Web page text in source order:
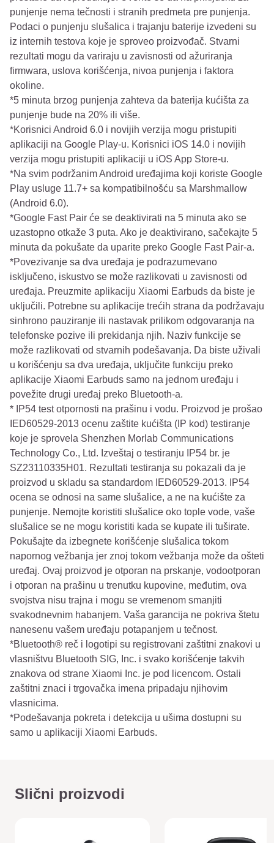
punjenje nema tečnosti i stranih predmeta pre punjenja.
Podaci o punjenju slušalica i trajanju baterije izvedeni su
iz internih testova koje je sproveo proizvođač. Stvarni
rezultati mogu da variraju u zavisnosti od ažuriranja
firmwara, uslova korišćenja, nivoa punjenja i faktora
okoline.
*5 minuta brzog punjenja zahteva da baterija kućišta za
punjenje bude na 20% ili više.
*Korisnici Android 6.0 i novijih verzija mogu pristupiti
aplikaciji na Google Play-u. Korisnici iOS 14.0 i novijih
verzija mogu pristupiti aplikaciji u iOS App Store-u.
*Na svim podržanim Android uređajima koji koriste Google
Play usluge 11.7+ sa kompatibilnošću sa Marshmallow
(Android 6.0).
*Google Fast Pair će se deaktivirati na 5 minuta ako se
uzastopno otkaže 3 puta. Ako je deaktivirano, sačekajte 5
minuta da pokušate da uparite preko Google Fast Pair-a.
*Povezivanje sa dva uređaja je podrazumevano
isključeno, iskustvo se može razlikovati u zavisnosti od
uređaja. Preuzmite aplikaciju Xiaomi Earbuds da biste je
uključili. Potrebne su aplikacije trećih strana da podržavaju
sinhrono pauziranje ili nastavak prilikom odgovaranja na
telefonske pozive ili prekidanja njih. Naziv funkcije se
može razlikovati od stvarnih podešavanja. Da biste uživali
u korišćenju sa dva uređaja, uključite funkciju preko
aplikacije Xiaomi Earbuds samo na jednom uređaju i
povežite drugi uređaj preko Bluetooth-a.
* IP54 test otpornosti na prašinu i vodu. Proizvod je prošao
IED60529-2013 ocenu zaštite kućišta (IP kod) testiranje
koje je sprovela Shenzhen Morlab Communications
Technology Co., Ltd. Izveštaj o testiranju IP54 br. je
SZ23110335H01. Rezultati testiranja su pokazali da je
proizvod u skladu sa standardom IED60529-2013. IP54
ocena se odnosi na same slušalice, a ne na kućište za
punjenje. Nemojte koristiti slušalice oko tople vode, vaše
slušalice se ne mogu koristiti kada se kupate ili tuširate.
Pokušajte da izbegnete korišćenje slušalica tokom
napornog vežbanja jer znoj tokom vežbanja može da ošteti
uređaj. Ovaj proizvod je otporan na prskanje, vodootporan
i otporan na prašinu u trenutku kupovine, međutim, ova
svojstva nisu trajna i mogu se vremenom smanjiti
svakodnevnim habanjem. Vaša garancija ne pokriva štetu
nanesenu vašem uređaju potapanjem u tečnost.
*Bluetooth® reč i logotipi su registrovani zaštitni znakovi u
vlasništvu Bluetooth SIG, Inc. i svako korišćenje takvih
znakova od strane Xiaomi Inc. je pod licencom. Ostali
zaštitni znaci i trgovačka imena pripadaju njihovim
vlasnicima.
*Podešavanja pokreta i detekcija u ušima dostupni su
samo u aplikaciji Xiaomi Earbuds.
Slični proizvodi